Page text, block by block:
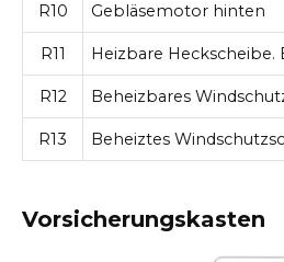
R10 Gebläsemotor hinten
R11 Heizbare
R12 Beheizbares
R13 Beheiztes
Vorsicherungskasten